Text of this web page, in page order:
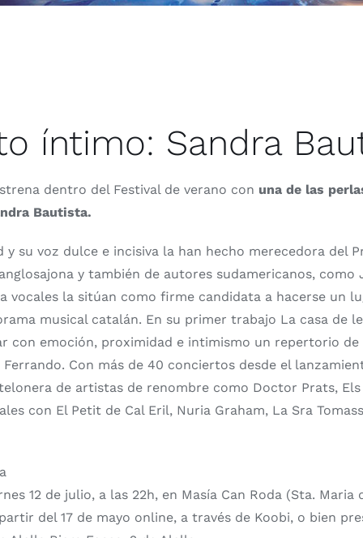
íntimo: Sandra
dentro del Festival de verano con una de las
Bautista.
su voz dulce e incisiva la han hecho merecedora del
y también de autores sudamericanos, como
vocales la sitúan como firme candidata a hacerse un
musical catalán. En su primer trabajo La casa de
con emoción, proximidad e intimismo un repertorio de
Con más de 40 conciertos desde el
de artistas de renombre como Doctor Prats,
con El Petit de Cal Eril, Nuria Graham, La Sra
12 de julio, a las 22h, en Masía Can Roda (Sta. Maria
del 17 de mayo online, a través de Koobi, o bien